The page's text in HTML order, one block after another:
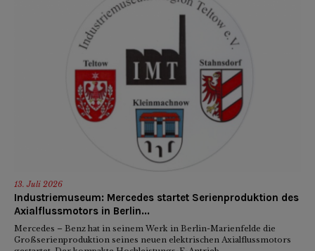
13. Juli 2026
Industriemuseum: Mercedes startet Serienproduktion des
Axialflussmotors in Berlin...
Mercedes – Benz hat in seinem Werk in Berlin-Marienfelde die
Großserienproduktion seines neuen elektrischen Axialflussmotors